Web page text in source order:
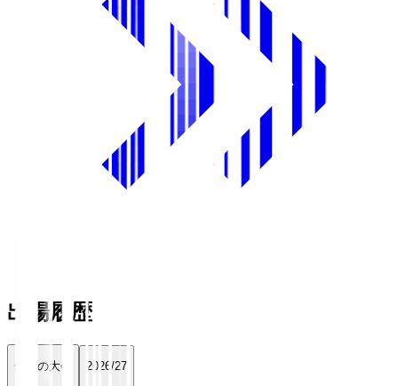
出場履歴
全ての大会 2026/27